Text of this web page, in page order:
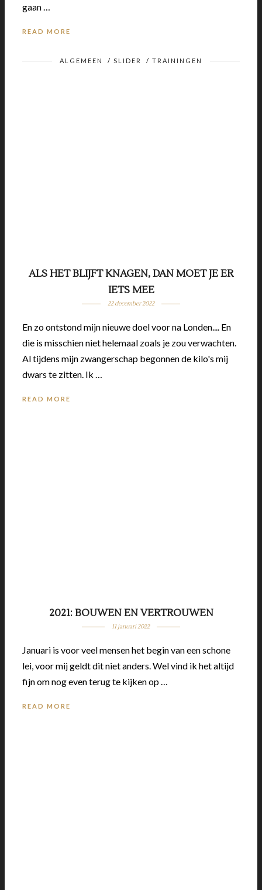
gaan …
READ MORE
ALGEMEEN / SLIDER / TRAININGEN
ALS HET BLIJFT KNAGEN, DAN MOET JE ER
IETS MEE
22 december 2022
En zo ontstond mijn nieuwe doel voor na Londen.... En
die is misschien niet helemaal zoals je zou verwachten.
Al tijdens mijn zwangerschap begonnen de kilo's mij
dwars te zitten. Ik …
READ MORE
2021: BOUWEN EN VERTROUWEN
11 januari 2022
Januari is voor veel mensen het begin van een schone
lei, voor mij geldt dit niet anders. Wel vind ik het altijd
fijn om nog even terug te kijken op …
READ MORE